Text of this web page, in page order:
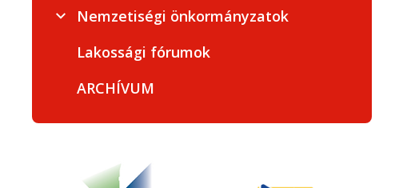
Nemzetiségi önkormányzatok
Lakossági fórumok
ARCHÍVUM